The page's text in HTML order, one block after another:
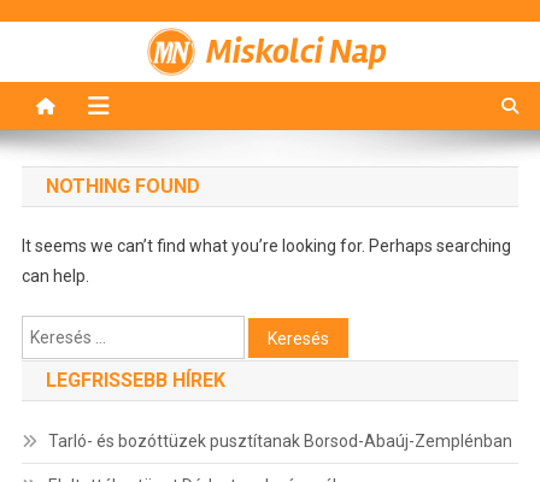
Miskolci Nap
NOTHING FOUND
It seems we can’t find what you’re looking for. Perhaps searching
can help.
Keresés:
LEGFRISSEBB HÍREK
Tarló- és bozóttüzek pusztítanak Borsod-Abaúj-Zemplénban